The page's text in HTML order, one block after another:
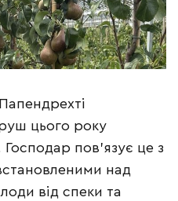
цього року
пов’язує це з
над
від спеки та